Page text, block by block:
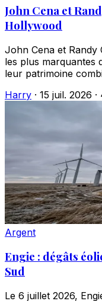
John Cena et
Hollywood
John Cena et Randy
les plus marquantes
leur patrimoine
Harry · 15 juil. 2026 ·
Argent
Engie : dégâts
Sud
Le 6 juillet 2026,